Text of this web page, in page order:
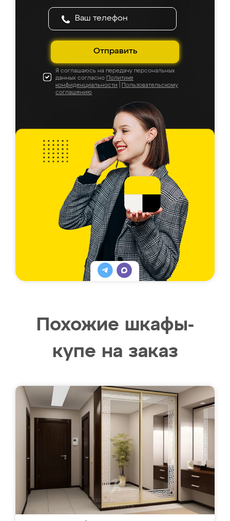
Отправить
Я соглашаюсь на передачу персональных
данных согласно Политике
конфиденциальности
Пользовательскому
соглашению
Похожие шкафы-
купе на заказ